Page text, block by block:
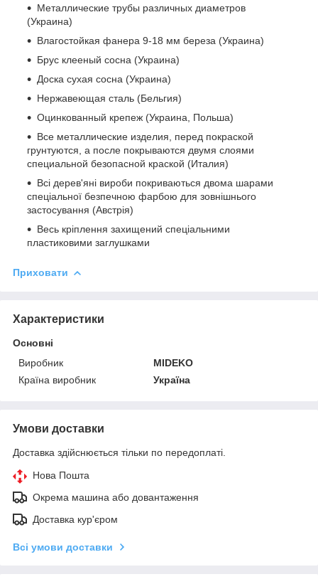
Металлические трубы различных диаметров
(Украина)
Влагостойкая фанера 9-18 мм береза (Украина)
Брус клееный сосна (Украина)
Доска сухая сосна (Украина)
Нержавеющая сталь (Бельгия)
Оцинкованный крепеж (Украина, Польша)
Все металлические изделия, перед покраской
грунтуются, а после покрываются двумя слоями
специальной безопасной краской (Италия)
Всі дерев'яні вироби покриваються двома шарами
спеціальної безпечною фарбою для зовнішнього
застосування (Австрія)
Весь кріплення захищений спеціальними
пластиковими заглушками
Приховати
Характеристики
Основні
Виробник
MIDEKO
Країна виробник
Україна
Умови доставки
Доставка здійснюється тільки по передоплаті.
Нова Пошта
Окрема машина або довантаження
Доставка кур'єром
Всі умови доставки